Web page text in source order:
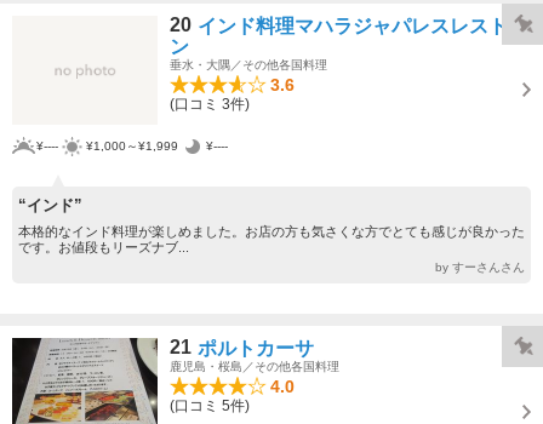
20 インド料理マハラジャパレスレストラ
ン
垂水・大隅／その他各国料理
3.6
(口コミ 3件)
¥---- ¥1,000～¥1,999 ¥----
“インド”
本格的なインド料理が楽しめました。お店の方も気さくな方でとても感じが良かった
です。お値段もリーズナブ...
by すーさんさん
21 ポルトカーサ
鹿児島・桜島／その他各国料理
4.0
(口コミ 5件)